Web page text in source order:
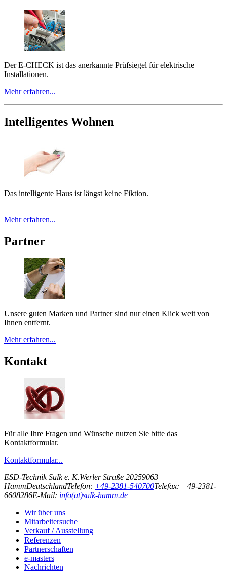
Der E-CHECK ist das anerkannte Prüfsiegel für elektrische
Installationen.
Mehr erfahren...
Intelligentes Wohnen
Das intelligente Haus ist längst keine Fiktion.
Mehr erfahren...
Partner
Unsere guten Marken und Partner sind nur einen Klick weit von
Ihnen entfernt.
Mehr erfahren...
Kontakt
Für alle Ihre Fragen und Wünsche nutzen Sie bitte das
Kontaktformular.
Kontaktformular...
ESD-Technik Sulk e. K.Werler Straße 20259063
HammDeutschlandTelefon: +49-2381-540700Telefax: +49-2381-
6608286E-Mail: info(at)sulk-hamm.de
Wir über uns
Mitarbeitersuche
Verkauf / Ausstellung
Referenzen
Partnerschaften
e-masters
Nachrichten